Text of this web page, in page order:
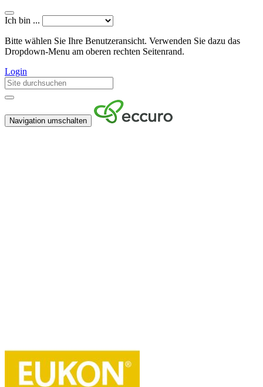
Ich bin ...
Bitte wählen Sie Ihre Benutzeransicht. Verwenden Sie dazu das
Dropdown-Menu am oberen rechten Seitenrand.
Login
Navigation umschalten